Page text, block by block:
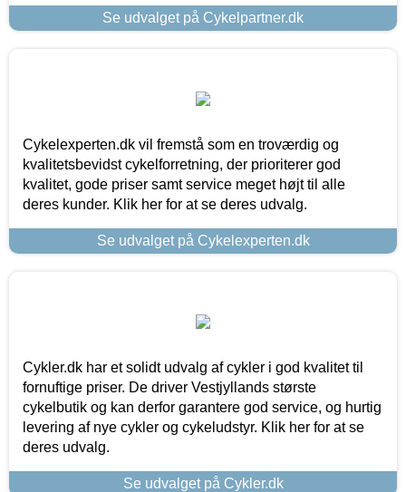
Se udvalget på Cykelpartner.dk
Cykelexperten.dk vil fremstå som en troværdig og
kvalitetsbevidst cykelforretning, der prioriterer god
kvalitet, gode priser samt service meget højt til alle
deres kunder. Klik her for at se deres udvalg.
Se udvalget på Cykelexperten.dk
Cykler.dk har et solidt udvalg af cykler i god kvalitet til
fornuftige priser. De driver Vestjyllands største
cykelbutik og kan derfor garantere god service, og hurtig
levering af nye cykler og cykeludstyr. Klik her for at se
deres udvalg.
Se udvalget på Cykler.dk